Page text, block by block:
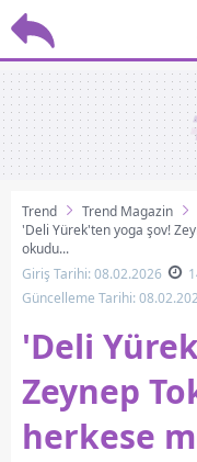
Trend
Trend Magazin
'Deli Yürek'ten yoga şov!
okudu...
Giriş Tarihi: 08.02.2026
Güncelleme Tarihi:
'Deli
Zeynep
herkese